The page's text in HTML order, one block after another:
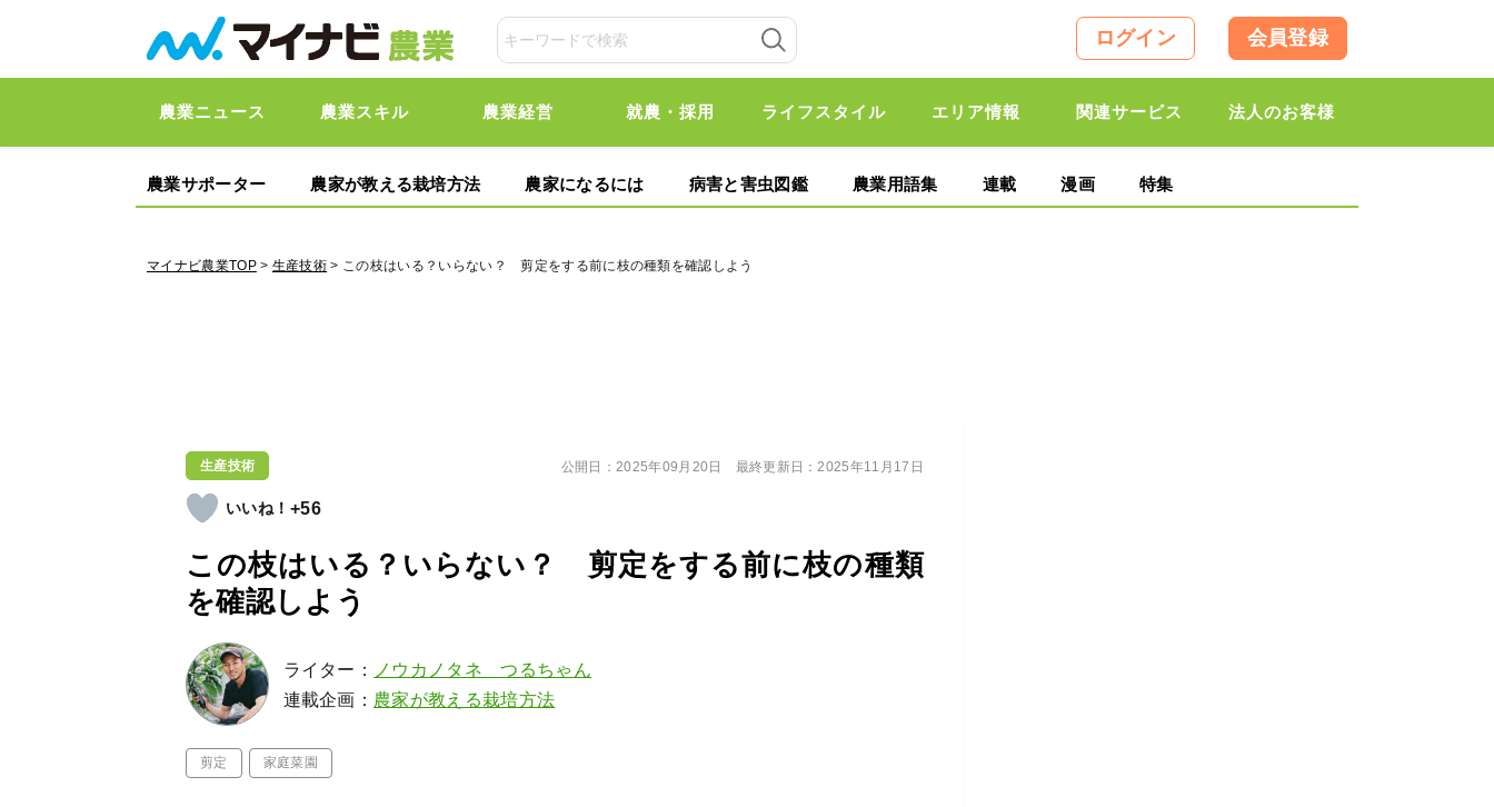
ログイン 会員登録
農業ニュース 農業スキル 農業経営 就農・採用 ライフスタイル エリア情報 関連サービス 法人のお客様
農業サポーター 農家が教える栽培方法 農家になるには 病害と害虫図鑑 農業用語集 連載 漫画 特集
マイナビ農業TOP> 生産技術 > この枝はいる？いらない？ 剪定をする前に枝の種類を確認しよう
生産技術
+56
この枝はいる？いらない？ 剪定をする前に枝の種類
を確認しよう
ライター：
ノウカノタネ つるちゃん
連載企画： 農家が教える栽培方法
剪定 家庭菜園
公開日：2025年09月20日 最終更新日：2025年11月17日